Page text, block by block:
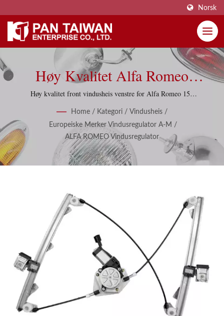
Norsk
Høy Kvalitet Alfa Romeo
Vindusregulatorer,
Vindusheiser Med 20 Varer.
Høy kvalitet front vindusheis venstre for Alfa Romeo 159
Home / Kategori / Vindusheis /
Europeiske Merker Vindusregulator A-M /
ALFA ROMEO Vindusregulator